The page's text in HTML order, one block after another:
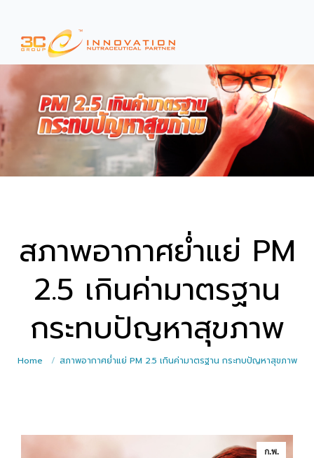
สภาพอากาศย่ำแย่ PM
2.5 เกินค่ามาตรฐาน
กระทบปัญหาสุขภาพ
Home สภาพอากาศย่ำแย่ PM 2.5 เกินค่ามาตรฐาน กระทบปัญหาสุขภาพ
ก.พ.